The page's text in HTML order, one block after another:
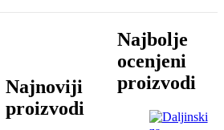
Najnoviji
proizvodi
Najbolje
ocenjeni
proizvodi